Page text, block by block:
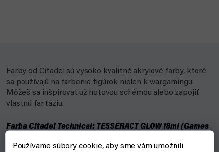
Používame súbory cookie, aby sme vám umožnili
Farby od Citadel sú vysoko kvalitné akrylové farby, ktoré
sa používajú na farbenie figúrok nielen k wargamingu.
Môžeš sa inšpirovať už hotovou schémou alebo zapojiť
vlastnú fantáziu.
Farba Citadel Technical: TESSERACT GLOW 18ml (Games